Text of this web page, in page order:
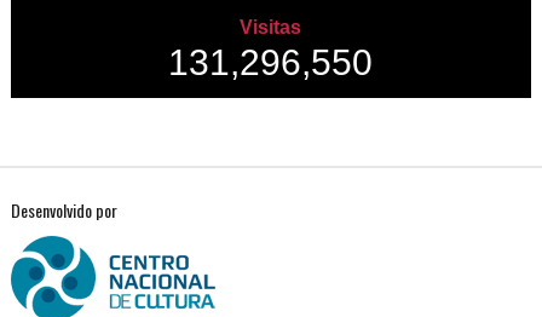
Visitas
131,296,550
Desenvolvido por